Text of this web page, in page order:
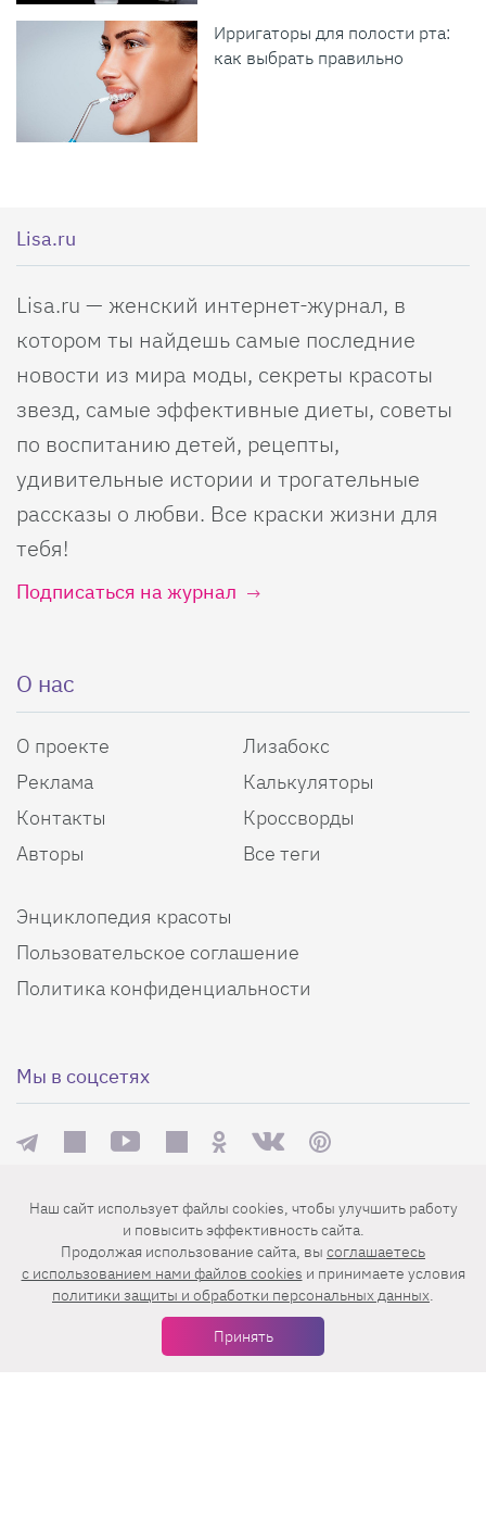
Ирригаторы для полости рта:
как выбрать правильно
Lisa.ru
Lisa.ru — женский интернет-журнал, в
котором ты найдешь самые последние
новости из мира моды, секреты красоты
звезд, самые эффективные диеты, советы
по воспитанию детей, рецепты,
удивительные истории и трогательные
рассказы о любви. Все краски жизни для
тебя!
Подписаться на журнал
О нас
О проекте
Реклама
Контакты
Авторы
Лизабокс
Калькуляторы
Кроссворды
Все теги
Энциклопедия красоты
Пользовательское соглашение
Политика конфиденциальности
Мы в соцсетях
Еженедельная рассылка с лучшими статьями
Наш сайт использует файлы cookies, чтобы улучшить работу
и повысить эффективность сайта.
Продолжая использование сайта, вы соглашаетесь
c использованием нами файлов cookies и принимаете условия
политики защиты и обработки персональных данных.
Принять